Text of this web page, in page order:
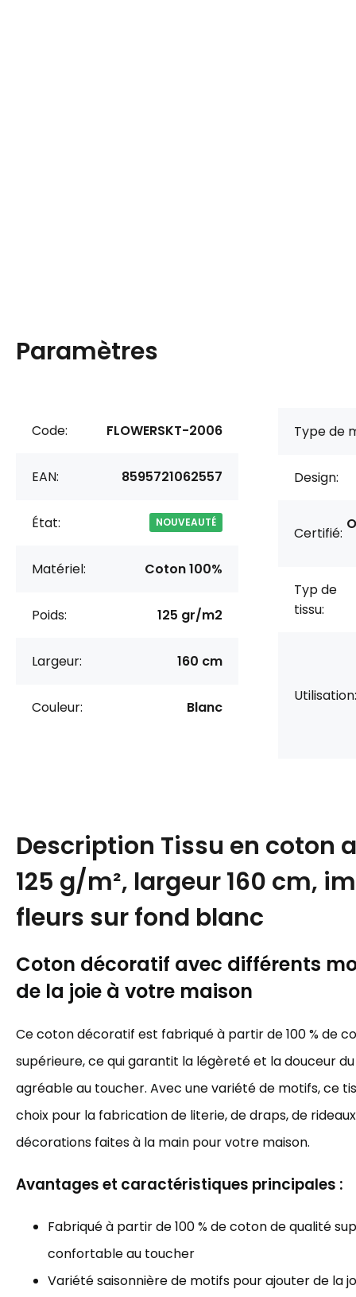
Paramètres
Code: FLOWERSKT-2006
EAN: 8595721062557
État: NOUVEAUTÉ
Matériel: Coton 100%
Poids: 125 gr/m2
Largeur: 160 cm
Couleur: Blanc
Type de
Design:
Certifié:
Typ de
tissu:
Utilisation:
Description Tissu en coton
125 g/m², largeur 160 cm,
fleurs sur fond blanc
Coton décoratif avec différents
de la joie à votre maison
Ce coton décoratif est fabriqué à partir de 100 % de
supérieure, ce qui garantit la légèreté et la douceur
agréable au toucher. Avec une variété de motifs, ce
choix pour la fabrication de literie, de draps, de
décorations faites à la main pour votre maison.
Avantages et caractéristiques principales :
Fabriqué à partir de 100 % de coton de qualité
confortable au toucher
Variété saisonnière de motifs pour ajouter de la